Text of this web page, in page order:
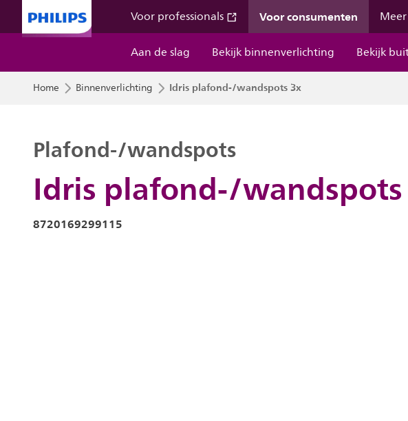
Voor professionals Voor consumenten
Aan de slag
Bekijk binnenverlichting Bekijk
Home Binnenverlichting Idris plafond-/wandspots 3x
Idris plafond-/
Plafond-/wandspots
8720169299115